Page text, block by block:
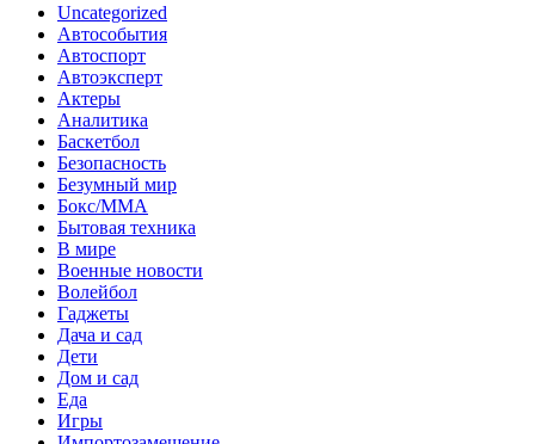
Uncategorized
Автособытия
Автоспорт
Автоэксперт
Актеры
Аналитика
Баскетбол
Безопасность
Безумный мир
Бокс/MMA
Бытовая техника
В мире
Военные новости
Волейбол
Гаджеты
Дача и сад
Дети
Дом и сад
Еда
Игры